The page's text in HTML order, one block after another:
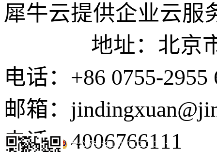
犀牛云提供企业云服
地址：北京市东
电话：+86 0755-2955
邮箱：
电话：4006766111
京公网安备 11010502035345号